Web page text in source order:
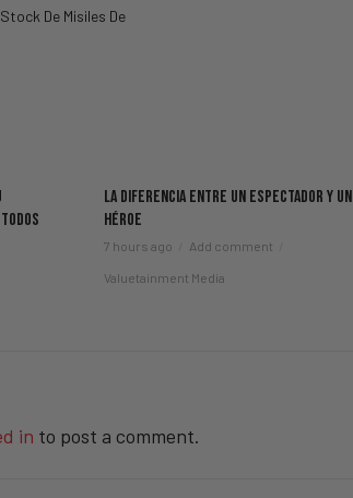
De Misiles De
La Diferencia Entre Un Espectador Y Un
Héroe
7 hours ago Add comment
Valuetainment Media
in to post a comment.